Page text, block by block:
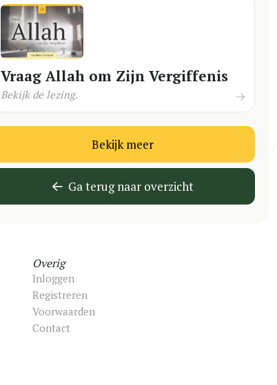
Vraag Allah om Zijn Vergiffenis
Bekijk de lezing.
Bekijk meer
Ga terug naar overzicht
Overig
Inloggen
Registreren
Voorwaarden
Contact